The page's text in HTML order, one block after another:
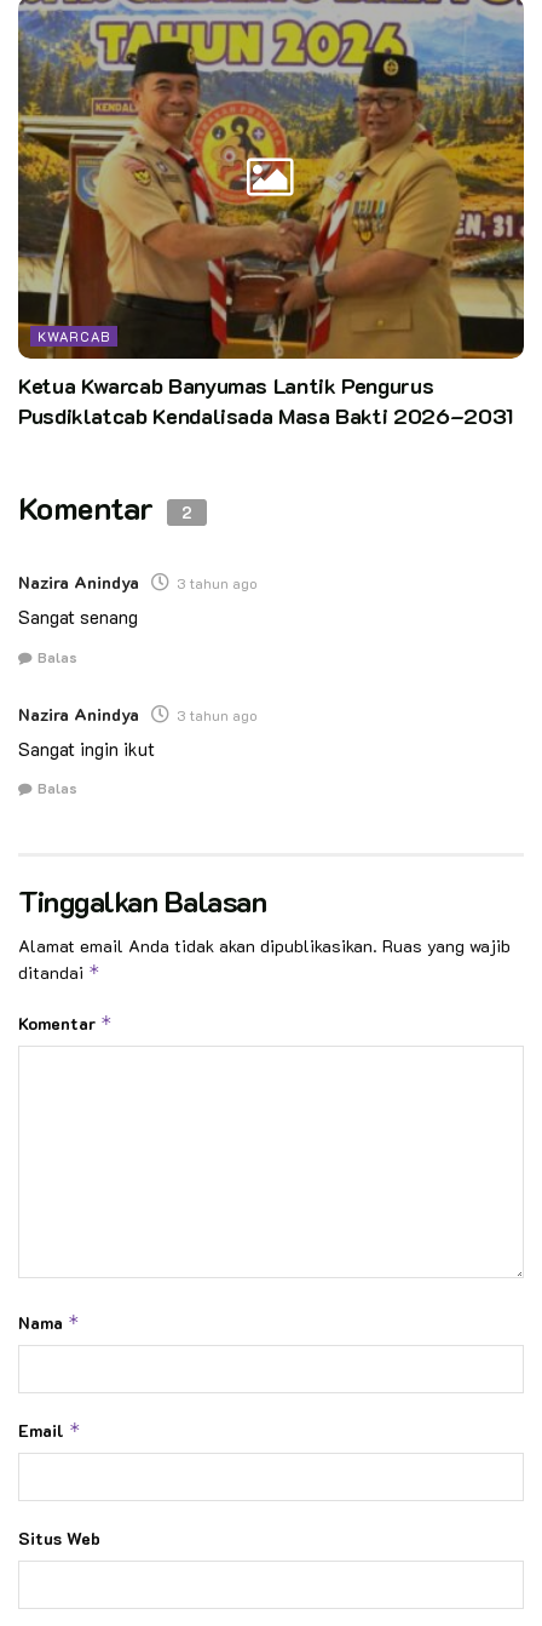
KWARCAB
Ketua Kwarcab Banyumas Lantik Pengurus
Pusdiklatcab Kendalisada Masa Bakti 2026–2031
Komentar 2
Nazira Anindya 3 tahun ago
Sangat senang
Balas
Nazira Anindya 3 tahun ago
Sangat ingin ikut
Balas
Tinggalkan Balasan
Alamat email Anda tidak akan dipublikasikan. Ruas yang wajib
ditandai *
Komentar *
Nama *
Email *
Situs Web